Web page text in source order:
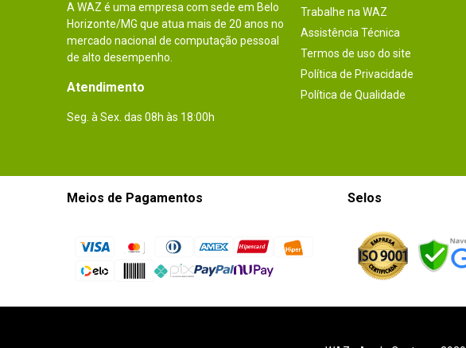
A WAZ é uma empresa com sede em Belo
Horizonte/MG que atua mais de 20 anos no
mercado nacional de computação pessoal
de alto desempenho.
Atendimento
Seg. à Sex. das 08h às 18:00h
Trabalhe na WAZ
Assistência Técnica
Termos de uso do site
Política de Privacidade
Política de Qualidade
Meios de Pagamentos Selos